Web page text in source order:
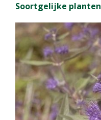
Soortgelijke planten